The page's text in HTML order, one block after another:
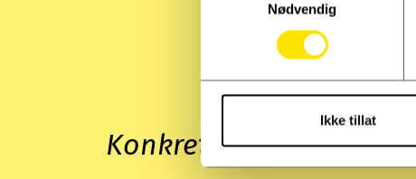
Nødvendig
Ikke tillat
Konkret og stilig utført